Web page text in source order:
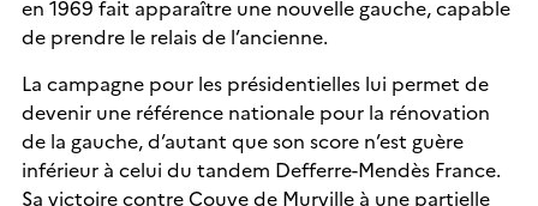
en 1969 fait apparaître une nouvelle gauche, capable
de prendre le relais de l’ancienne.
La campagne pour les présidentielles lui permet de
devenir une référence nationale pour la rénovation
de la gauche, d’autant que son score n’est guère
inférieur à celui du tandem Defferre-Mendès France.
Sa victoire contre Couve de Murville à une partielle